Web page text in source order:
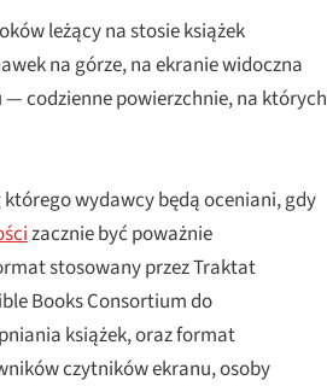
leżący na stosie książek
na górze, na ekranie widoczna
codzienne powierzchnie, na których
wydawcy będą oceniani, gdy
zacznie być poważnie
stosowany przez Traktat
Books Consortium do
książek, oraz format
czytników ekranu, osoby